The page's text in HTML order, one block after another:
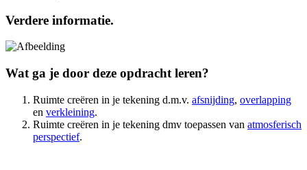
Verdere informatie.
Wat ga je door deze opdracht leren?
Ruimte creëren in je tekening d.m.v. afsnijding, overlapping
en verkleining.
Ruimte creëren in je tekening dmv toepassen van atmosferisch
perspectief.